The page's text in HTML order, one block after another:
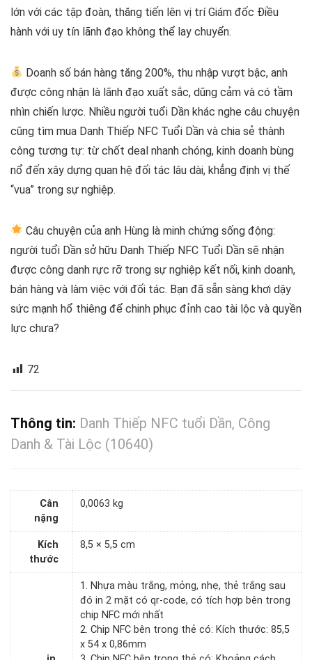
lớn với các tập đoàn, thăng tiến lên vị trí Giám đốc Điều
hành với uy tín lãnh đạo không thể lay chuyển.
Doanh số bán hàng tăng 200%, thu nhập vượt bậc, anh
được công nhận là lãnh đạo xuất sắc, dũng cảm và có tầm
nhìn chiến lược. Nhiều người tuổi Dần khác nghe câu chuyện
cũng tìm mua Danh Thiếp NFC Tuổi Dần và chia sẻ thành
công tương tự: từ chốt deal nhanh chóng, kinh doanh bùng
nổ đến xây dựng quan hệ đối tác lâu dài, khẳng định vị thế
“vua” trong sự nghiệp.
Câu chuyện của anh Hùng là minh chứng sống động:
người tuổi Dần sở hữu Danh Thiếp NFC Tuổi Dần sẽ nhận
được công danh rực rỡ trong sự nghiệp kết nối, kinh doanh,
bán hàng và làm việc với đối tác. Bạn đã sẵn sàng khơi dậy
sức mạnh hổ thiêng để chinh phục đỉnh cao tài lộc và quyền
lực chưa?
72
Thông tin: Danh Thiếp NFC tuổi Dần, Công
Danh & Tài Lộc (10640)
Cân
nặng
0,0063 kg
Kích
thước
8,5 × 5,5 cm
1. Nhựa màu trắng, mỏng, nhẹ, thẻ trắng sau
đó in 2 mặt có qr-code, có tích hợp bên trong
chip NFC mới nhất
2. Chip NFC bên trong thẻ có: Kích thước: 85,5
x 54 x 0,86mm